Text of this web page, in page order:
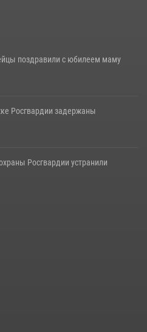
поздравили с юбилеем маму
Росгвардии задержаны
Росгвардии устранили